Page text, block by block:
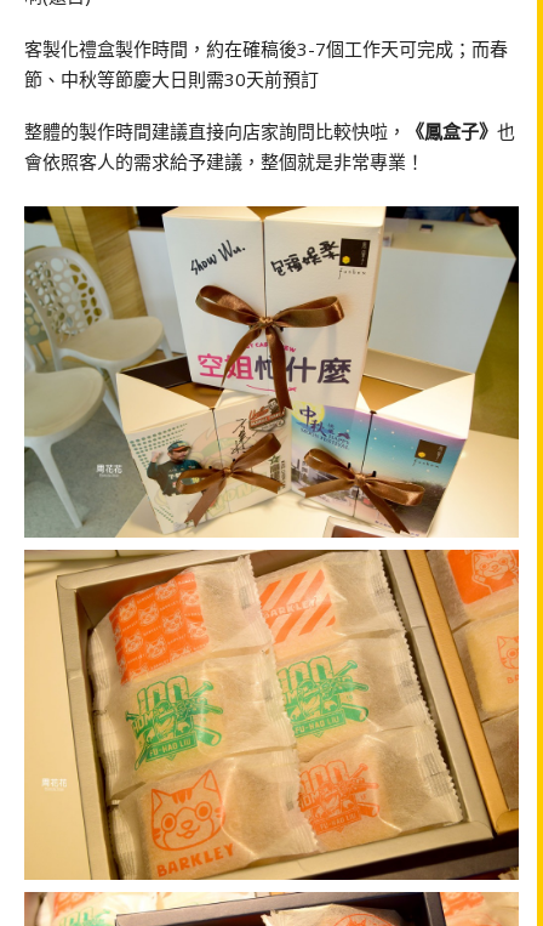
客製化禮盒製作時間，約在確稿後3-7個工作天可完成；而春
節、中秋等節慶大日則需30天前預訂
整體的製作時間建議直接向店家詢問比較快啦， 《鳳盒子》 也
會依照客人的需求給予建議，整個就是非常專業！